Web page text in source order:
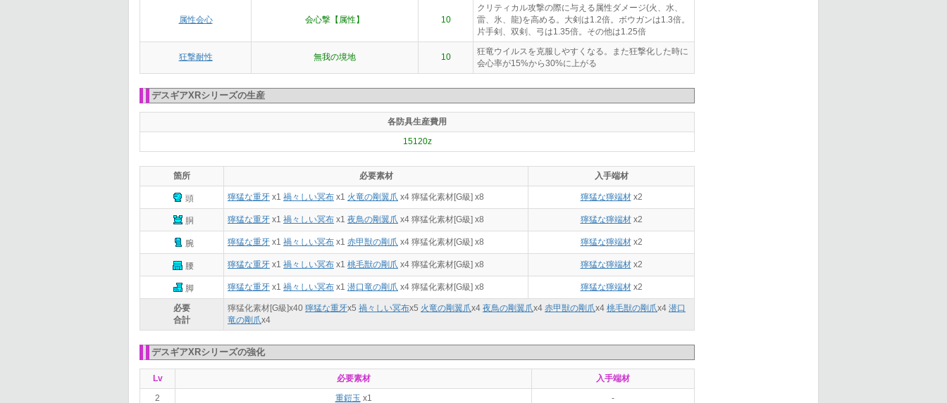
属性会心 会心撃【属性】 10
クリティカル攻撃の際に与える属性ダメージ(火、水、
雷、氷、龍)を高める。大剣は1.2倍。ボウガンは1.3倍。
片手剣、双剣、弓は1.35倍。その他は1.25倍
狂撃耐性 無我の境地 10
狂竜ウイルスを克服しやすくなる。また狂撃化した時に
会心率が15%から30%に上がる
デスギアXRシリーズの生産
各防具生産費用
15120z
箇所 必要素材 入手端材
頭 獰猛な重牙 x1 禍々しい冥布 x1 火竜の剛翼爪 x4 獰猛化素材[G級] x8 獰猛な獰端材x2
胴 獰猛な重牙 x1 禍々しい冥布 x1 夜鳥の剛翼爪 x4 獰猛化素材[G級] x8 獰猛な獰端材x2
腕 獰猛な重牙 x1 禍々しい冥布 x1 赤甲獣の剛爪 x4 獰猛化素材[G級] x8 獰猛な獰端材x2
腰 獰猛な重牙 x1 禍々しい冥布 x1 桃毛獣の剛爪 x4 獰猛化素材[G級] x8 獰猛な獰端材x2
脚 獰猛な重牙 x1 禍々しい冥布 x1 潜口竜の剛爪 x4 獰猛化素材[G級] x8 獰猛な獰端材x2
必要
合計
獰猛化素材[G級]x40 獰猛な重牙x5 禍々しい冥布x5 火竜の剛翼爪x4 夜鳥の剛翼爪x4 赤甲獣の剛爪x4 桃毛獣の剛爪x4 潜口
竜の剛爪x4
デスギアXRシリーズの強化
Lv 必要素材
入手端材
2
重鎧玉 x1 -